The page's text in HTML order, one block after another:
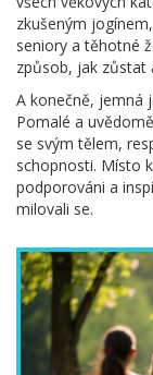
zkušeným
seniory a těhotné
způsob, jak zůstat
A konečně, jemná
Pomalé a
se svým tělem,
schopnosti. Místo
podporováni a
milovali se.